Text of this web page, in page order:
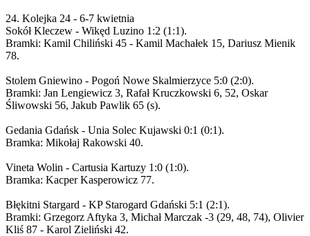
24. Kolejka 24 - 6-7 kwietnia
Sokół Kleczew - Wikęd Luzino 1:2 (1:1).
Bramki: Kamil Chiliński 45 - Kamil Machałek 15, Dariusz Mienik
78.
Stolem Gniewino - Pogoń Nowe Skalmierzyce 5:0 (2:0).
Bramki: Jan Lengiewicz 3, Rafał Kruczkowski 6, 52, Oskar
Śliwowski 56, Jakub Pawlik 65 (s).
Gedania Gdańsk - Unia Solec Kujawski 0:1 (0:1).
Bramka: Mikołaj Rakowski 40.
Vineta Wolin - Cartusia Kartuzy 1:0 (1:0).
Bramka: Kacper Kasperowicz 77.
Błękitni Stargard - KP Starogard Gdański 5:1 (2:1).
Bramki: Grzegorz Aftyka 3, Michał Marczak -3 (29, 48, 74), Olivier
Kliś 87 - Karol Zieliński 42.